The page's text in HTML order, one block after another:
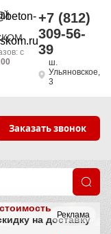
с
+7 (812)
309-56-
39
ш.
Ульяновское,
3
Заказать звонок
Реклама
на доставку